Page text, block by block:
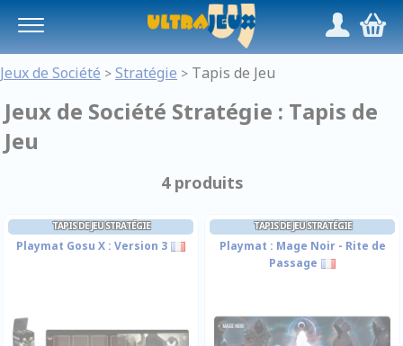
/,
Jeux de Société > Stratégie > Tapis de Jeu
Jeux de Société Stratégie : Tapis de
Jeu
4 produits
TAPIS DE JEU STRATÉGIE
Playmat Gosu X : Version 3
TAPIS DE JEU STRATÉGIE
Playmat : Mage Noir - Rite de
Passage